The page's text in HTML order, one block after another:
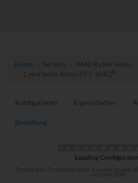
Home Servers
AMD Ryzen Series
CyberServe Ryzen RY1-104Q
Konfigurieren Eigenschaften
Bestellung
Loading